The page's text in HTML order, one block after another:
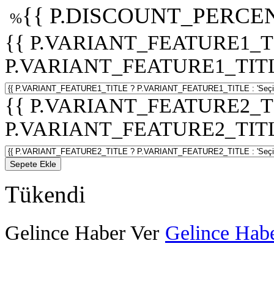
%{{
{{
{{
Sepete Ekle
Tükendi
Gelince Haber Ver Gelince